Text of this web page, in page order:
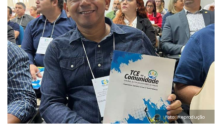
Foto: Reprodução